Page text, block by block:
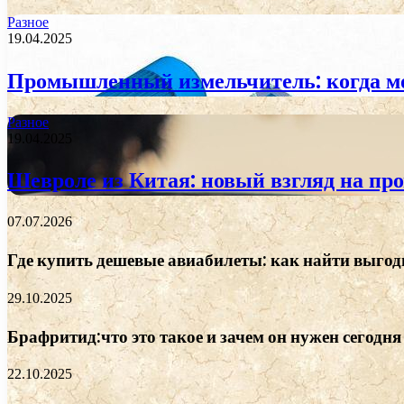
Разное
19.04.2025
Промышленный измельчитель: когда
Разное
19.04.2025
Шевроле из Китая: новый взгляд на
07.07.2026
Где купить дешевые авиабилеты: как найти
29.10.2025
Брафритид:что это такое и зачем он нужен сегодня
22.10.2025